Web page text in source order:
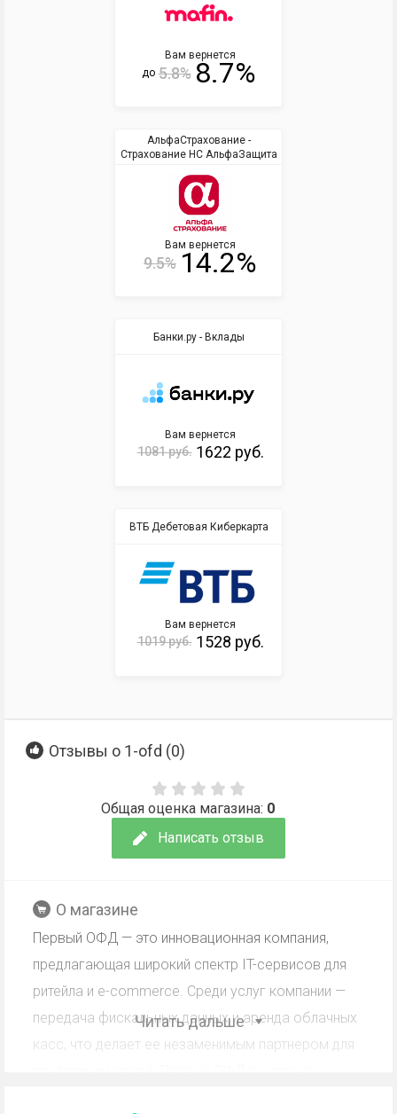
Вам вернется
до 5.8% 8.7%
АльфаСтрахование -
Страхование НС АльфаЗащита
Вам вернется
9.5% 14.2%
Банки.ру - Вклады
Вам вернется
1081 руб. 1622 руб.
ВТБ Дебетовая Киберкарта
Вам вернется
1019 руб. 1528 руб.
Отзывы о 1-ofd (0)
Написать отзыв
Общая оценка магазина: 0
О магазине
Первый ОФД — это инновационная компания,
предлагающая широкий спектр IT-сервисов для
ритейла и e-commerce. Среди услуг компании —
передача фискальных данных и аренда облачных
касс, что делает ее незаменимым партнером для
Читать дальше